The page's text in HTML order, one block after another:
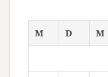
M
D M